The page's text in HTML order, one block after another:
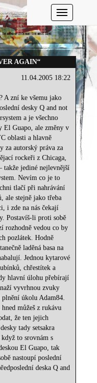
Toggle
AGAIN“
11.04.2005 18:22
A zní ke všemu jako
desky Q and not
a je všechno
El Guapo, ale změny v
oblasti a hlavně
za autorský práva za
rockeři z Chicaga,
takže jediné nejlevnější
Nevím co je to
tlačí při nahrávání
ale stejně jako třeba
i zde na nás čekají
Postavíš-li proti sobě
rozhodně vedou co by
pozlátek. Hodně
laděná basa na
Jednou kytarové
chřestítek a
hlavní úlohu přebírají
vyvrhnou zvuky
plnění úkolu Adam84.
můžeš z rukávu
že ten jejich
tady setsakra
to srovnám s
El Guapo, tak
nastoupí poslední
deska Q and